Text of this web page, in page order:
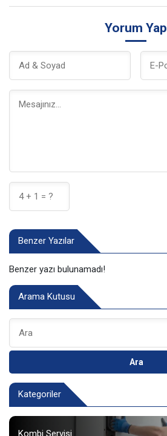
Yorum Yap
Benzer Yazılar
Benzer yazı bulunamadı!
Arama Kutusu
Ara
Kategoriler
Kombi Servisi